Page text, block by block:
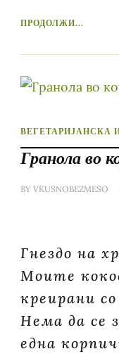
ПРОДОЛЖИ...
ВЕГЕТАРИЈАНСКА
Гранола во
BY VKUSNOBEZMESO
Гнездо на
Моите
креирани
Нема да се
една